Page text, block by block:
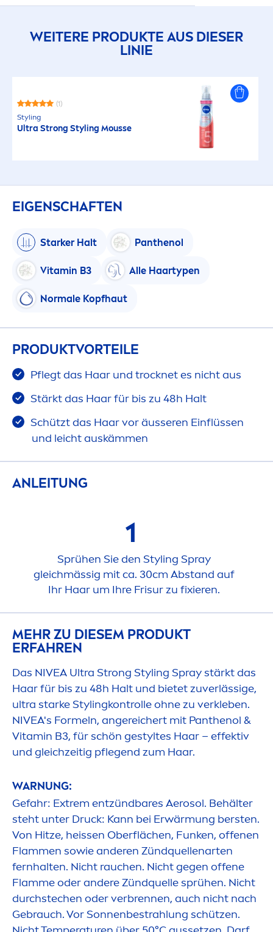
WEITERE PRODUKTE AUS DIESER
LINIE
(1)
Styling
Ultra Strong Styling Mousse
EIGENSCHAFTEN
Starker Halt Panthenol
Vitamin B3 Alle Haartypen
Normale Kopfhaut
PRODUKTVORTEILE
Pflegt das Haar und trocknet es nicht aus
Stärkt das Haar für bis zu 48h Halt
Schützt das Haar vor äusseren Einflüssen
und leicht auskämmen
ANLEITUNG
1
Sprühen Sie den Styling Spray
gleichmässig mit ca. 30cm Abstand auf
Ihr Haar um Ihre Frisur zu fixieren.
MEHR ZU DIESEM PRODUKT
ERFAHREN
Das NIVEA Ultra Strong Styling Spray stärkt das
Haar für bis zu 48h Halt und bietet zuverlässige,
ultra starke Stylingkontrolle ohne zu verkleben.
NIVEA's Formeln, angereichert mit Panthenol &
Vitamin B3, für schön gestyltes Haar – effektiv
und gleichzeitig pflegend zum Haar.
WARNUNG:
Gefahr: Extrem entzündbares Aerosol. Behälter
steht unter Druck: Kann bei Erwärmung bersten.
Von Hitze, heissen Oberflächen, Funken, offenen
Flammen sowie anderen Zündquellenarten
fernhalten. Nicht rauchen. Nicht gegen offene
Flamme oder andere Zündquelle sprühen. Nicht
durchstechen oder verbrennen, auch nicht nach
Gebrauch. Vor Sonnenbestrahlung schützen.